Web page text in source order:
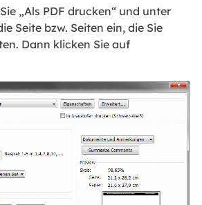
„Als PDF drucken“ und unter
Seite bzw. Seiten ein, die Sie
Dann klicken Sie auf